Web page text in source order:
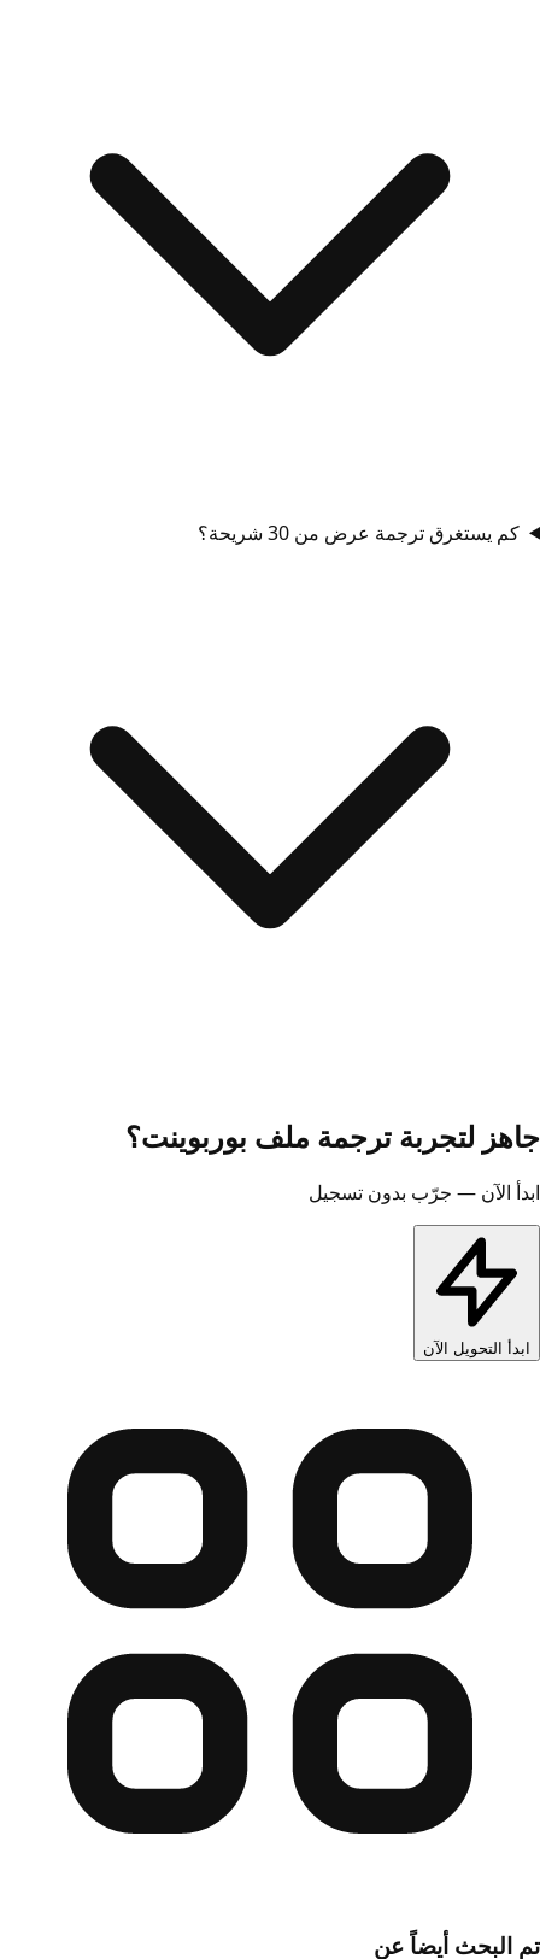
كم يستغرق ترجمة عرض من 30 شريحة؟
جاهز لتجربة ترجمة ملف بوربوينت؟
ابدأ الآن — جرّب بدون تسجيل
ابدأ التحويل الآن
تم البحث أيضاً عن